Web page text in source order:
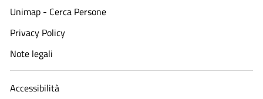
Unimap - Cerca Persone
Privacy Policy
Note legali
Accessibilità